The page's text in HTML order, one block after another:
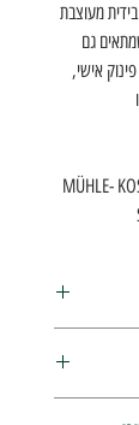
מעוצבת
גם
אישי,
MÜHLE-
קפדניים
אידיאלי